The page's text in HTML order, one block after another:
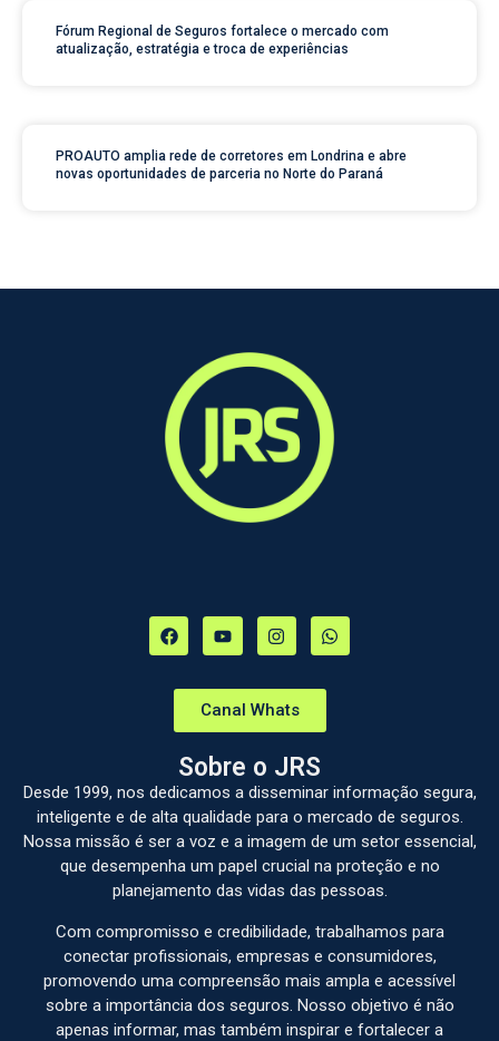
Fórum Regional de Seguros fortalece o mercado com
atualização, estratégia e troca de experiências
PROAUTO amplia rede de corretores em Londrina e abre
novas oportunidades de parceria no Norte do Paraná
Canal Whats
Sobre o JRS
Desde 1999, nos dedicamos a disseminar informação segura,
inteligente e de alta qualidade para o mercado de seguros.
Nossa missão é ser a voz e a imagem de um setor essencial,
que desempenha um papel crucial na proteção e no
planejamento das vidas das pessoas.
Com compromisso e credibilidade, trabalhamos para
conectar profissionais, empresas e consumidores,
promovendo uma compreensão mais ampla e acessível
sobre a importância dos seguros. Nosso objetivo é não
apenas informar, mas também inspirar e fortalecer a